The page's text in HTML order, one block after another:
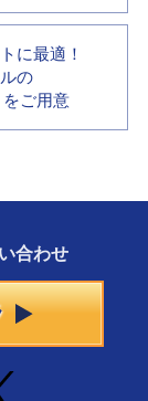
に最適！
の
をご用意
合わせ